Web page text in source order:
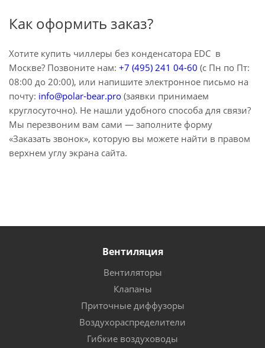
Как оформить заказ?
Хотите купить чиллеры без конденсатора EDC в
Москве? Позвоните нам: +7 (495) 241 04-60 (с Пн по Пт:
08:00 до 20:00), или напишите электронное письмо на
почту: info@polar-bear.pro (заявки принимаем
круглосуточно). Не нашли удобного способа для связи?
Мы перезвоним вам сами — заполните форму
«Заказать звонок», которую вы можете найти в правом
верхнем углу экрана сайта.
Вентиляция
Вентиляторы
Клапаны
Приточные диффузоры
Воздухораспределители
Гибкие воздуховоды